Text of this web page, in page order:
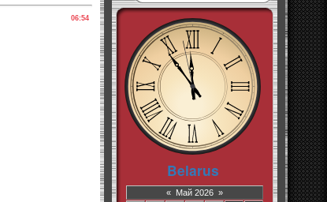
06:54
« Май 2026 »